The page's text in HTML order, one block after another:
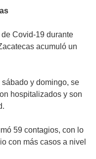
Covid-19 durante
acumuló un
y domingo, se
hospitalizados y son
59 contagios, con lo
con más casos a nivel